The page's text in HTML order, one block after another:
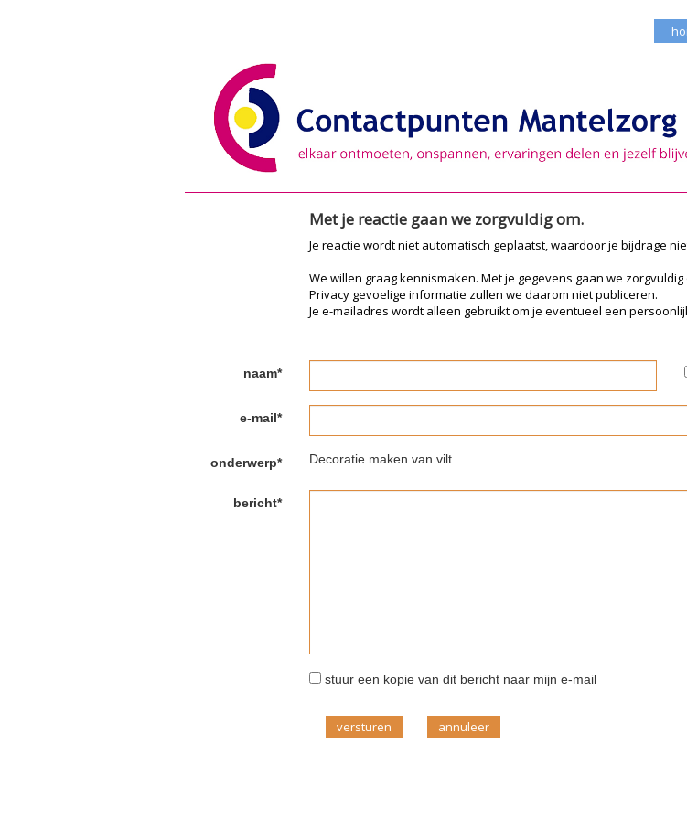
Met je reactie gaan we zorgvuldig om.
Je reactie wordt niet automatisch geplaatst, waardoor je bijdrage
We willen graag kennismaken. Met je gegevens gaan we zorgvuldig
Privacy gevoelige informatie zullen we daarom niet publiceren.
Je e-mailadres wordt alleen gebruikt om je eventueel een
naam*
e-mail*
onderwerp* Decoratie maken van vilt
bericht*
stuur een kopie van dit bericht naar mijn e-mail
versturen